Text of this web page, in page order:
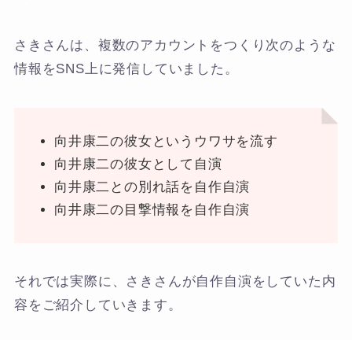
さきさんは、複数のアカウントをつくり次のような
情報をSNS上に発信していました。
向井康二の彼女というウワサを流す
向井康二の彼女として自演
向井康二との別れ話を自作自演
向井康二の目撃情報を自作自演
それでは実際に、さきさんが自作自演をしていた内
容をご紹介していきます。